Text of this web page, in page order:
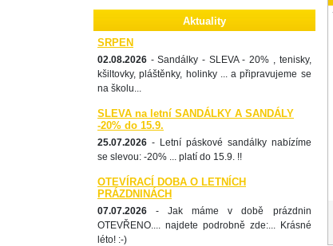
Aktuality
SRPEN
02.08.2026 - Sandálky - SLEVA - 20% , tenisky,
kšiltovky, pláštěnky, holinky ... a připravujeme se
na školu...
SLEVA na letní SANDÁLKY A SANDÁLY
-20% do 15.9.
25.07.2026 - Letní páskové sandálky nabízíme
se slevou: -20% ... platí do 15.9. !!
OTEVÍRACÍ DOBA O LETNÍCH
PRÁZDNINÁCH
07.07.2026 - Jak máme v době prázdnin
OTEVŘENO.... najdete podrobně zde:... Krásné
léto! :-)